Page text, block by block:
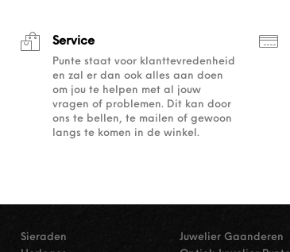
Service
Punte staat voor klanttevredenheid
en zal er dan ook alles aan doen
om jou te helpen met al jouw
vragen of problemen. Dit kan door
ons te bellen, te mailen of gewoon
langs te komen in de winkel.
Sieraden
Juwelier Gaanderen